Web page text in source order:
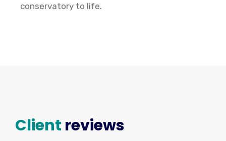
conservatory to life.
Client reviews